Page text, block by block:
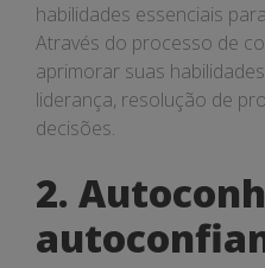
habilidades essenciais
Através do processo de
aprimorar suas
liderança, resolução de
decisões.
2.